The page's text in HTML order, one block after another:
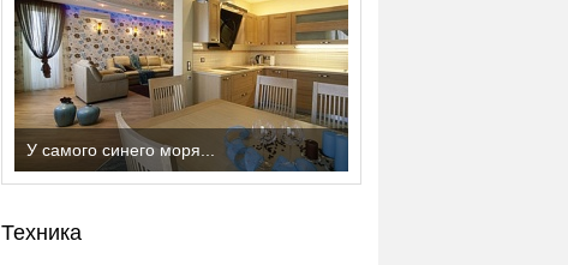
У самого синего моря...
Техника